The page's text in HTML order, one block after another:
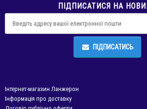
ПІДПИСАТИСЯ НА
ПІДПИСАТИСЬ
Інтернет-магазин Ланжерон
Інформація про доставку